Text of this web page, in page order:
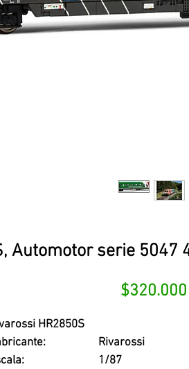
serie 5047
$320.000
HR2850S
Rivarossi
1/87